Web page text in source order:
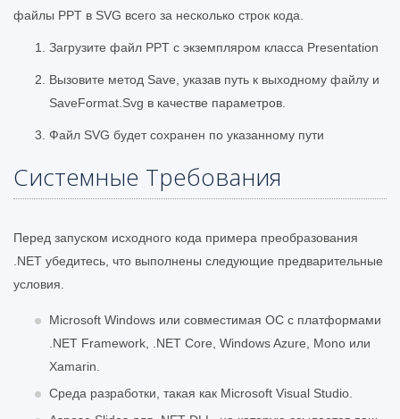
файлы PPT в SVG всего за несколько строк кода.
Загрузите файл PPT с экземпляром класса Presentation
Вызовите метод Save, указав путь к выходному файлу и
SaveFormat.Svg в качестве параметров.
Файл SVG будет сохранен по указанному пути
Системные Требования
Перед запуском исходного кода примера преобразования
.NET убедитесь, что выполнены следующие предварительные
условия.
Microsoft Windows или совместимая ОС с платформами
.NET Framework, .NET Core, Windows Azure, Mono или
Xamarin.
Среда разработки, такая как Microsoft Visual Studio.